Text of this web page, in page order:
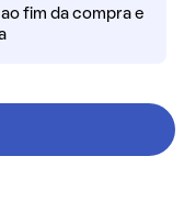
fim da compra e